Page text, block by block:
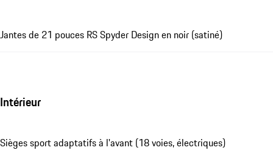
Jantes de 21 pouces RS Spyder Design en noir (satiné)
Intérieur
Sièges sport adaptatifs à l'avant (18 voies, électriques)